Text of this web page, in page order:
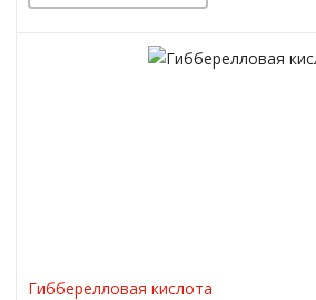
Гибберелловая кислота